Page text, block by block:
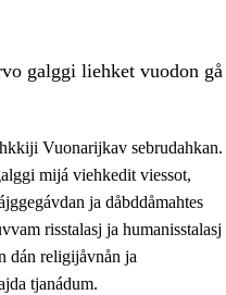
galggi liehket vuodon gå
Vuonarijkav sebrudahkan.
mijá viehkedit viessot,
ja dåbddåmahtes
risstalasj ja humanisstalasj
dán religijåvnån ja
tjanádum.